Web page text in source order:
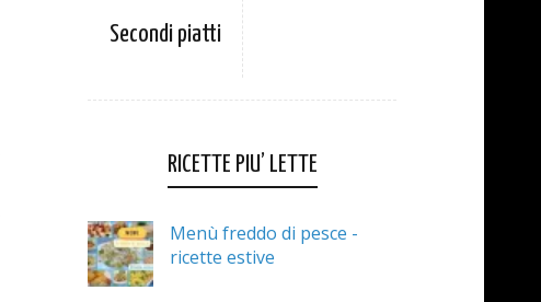
Secondi piatti
RICETTE PIU’ LETTE
Menù freddo di pesce -
ricette estive